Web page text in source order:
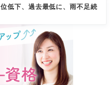
低下、過去最低に、雨不足続